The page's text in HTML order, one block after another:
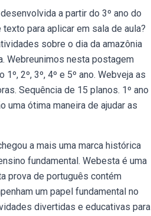
a partir do 3º ano do
para aplicar em sala de aula?
sobre o dia da amazônia
Webreunimos nesta postagem
2º, 3º, 4º e 5º ano. Webveja as
Sequência de 15 planos. 1º ano
uma ótima maneira de ajudar as
a mais uma marca histórica
fundamental. Webesta é uma
prova de português contém
um papel fundamental no
divertidas e educativas para